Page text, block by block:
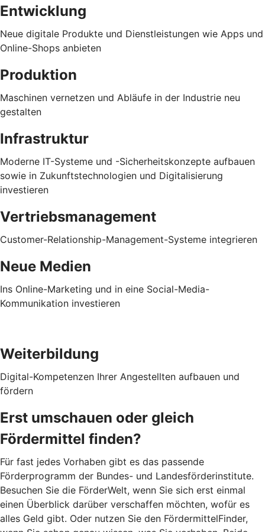
Entwicklung
Neue digitale Produkte und Dienstleistungen wie Apps und
Online-Shops anbieten
Produktion
Maschinen vernetzen und Abläufe in der Industrie neu
gestalten
Infrastruktur
Moderne IT-Systeme und -Sicherheitskonzepte aufbauen
sowie in Zukunftstechnologien und Digitalisierung
investieren
Vertriebsmanagement
Customer-Relationship-Management-Systeme integrieren
Neue Medien
Ins Online-Marketing und in eine Social-Media-
Kommunikation investieren
Weiterbildung
Digital-Kompetenzen Ihrer Angestellten aufbauen und
fördern
Erst umschauen oder gleich
Fördermittel finden?
Für fast jedes Vorhaben gibt es das passende
Förderprogramm der Bundes- und Landesförderinstitute.
Besuchen Sie die FörderWelt, wenn Sie sich erst einmal
einen Überblick darüber verschaffen möchten, wofür es
alles Geld gibt. Oder nutzen Sie den FördermittelFinder,